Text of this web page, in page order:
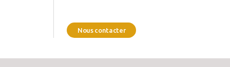
Nous contacter